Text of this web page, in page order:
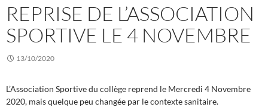
REPRISE DE L’ASSOCIATION
SPORTIVE LE 4 NOVEMBRE
13/10/2020
L’Association Sportive du collège reprend le Mercredi 4 Novembre
2020, mais quelque peu changée par le contexte sanitaire.